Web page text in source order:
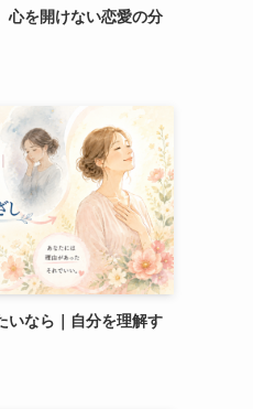
心を開けない恋愛の分
いなら｜自分を理解す